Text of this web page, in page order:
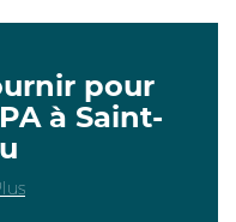
pour
à Saint-